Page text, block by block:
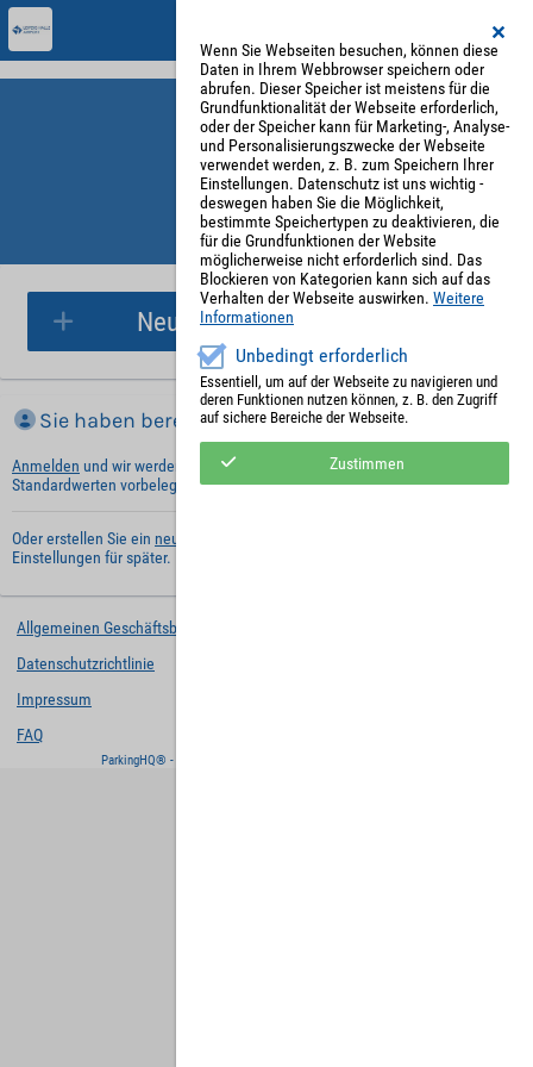
Parkplatzreservierung
Sie haben bereits ein Konto?
Anmelden und wir werden die notwendigen Informationen mit Ihren
Standardwerten vorbelegen.
Oder erstellen Sie ein neues Benutzerkonto
Einstellungen für später.
Neue Parkplatzreservierung
Allgemeinen Geschäftsbedingungen
Datenschutzrichtlinie
Impressum
FAQ
ParkingHQ® - eine Lösung von
Wenn Sie Webseiten besuchen, können diese
Daten in Ihrem Webbrowser speichern oder
abrufen. Dieser Speicher ist meistens für die
Grundfunktionalität der Webseite erforderlich,
oder der Speicher kann für Marketing-, Analyse-
und Personalisierungszwecke der Webseite
verwendet werden, z. B. zum Speichern Ihrer
Einstellungen. Datenschutz ist uns wichtig -
deswegen haben Sie die Möglichkeit,
bestimmte Speichertypen zu deaktivieren, die
für die Grundfunktionen der Website
möglicherweise nicht erforderlich sind. Das
Blockieren von Kategorien kann sich auf das
Verhalten der Webseite auswirken. Weitere
Informationen
Unbedingt erforderlich
Essentiell, um auf der Webseite zu navigieren und
deren Funktionen nutzen können, z. B. den Zugriff
auf sichere Bereiche der Webseite.
Zustimmen